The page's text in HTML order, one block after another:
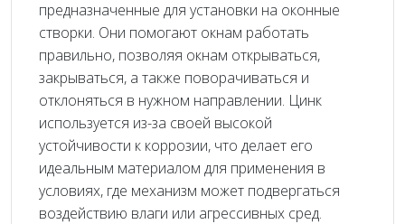
предназначенные для установки на оконные
створки. Они помогают окнам работать
правильно, позволяя окнам открываться,
закрываться, а также поворачиваться и
отклоняться в нужном направлении. Цинк
используется из-за своей высокой
устойчивости к коррозии, что делает его
идеальным материалом для применения в
условиях, где механизм может подвергаться
воздействию влаги или агрессивных сред.